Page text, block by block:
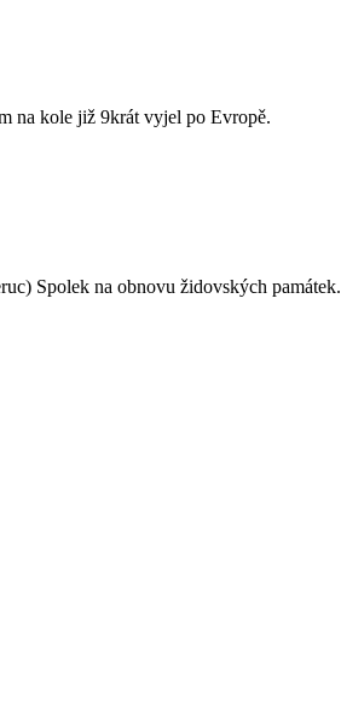
na kole již 9krát vyjel po Evropě.
Spolek na obnovu židovských památek.